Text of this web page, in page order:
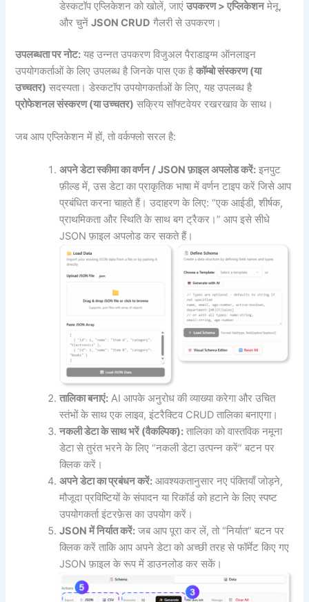
डेस्कटॉप एप्लिकेशन को खोलें, जाएंउपकरण > एप्लिकेशनमेनू,
और चुनेंJSON CRUD गैलरी से उपकरण।
उपलब्धता पर नोट: यह उन्नत उपकरण विजुअल पैराडाइग्म ऑनलाइन
उपयोगकर्ताओं के लिए उपलब्ध है जिनके पास एक हैकॉम्बो संस्करण (या
उच्चतर) सदस्यता। डेस्कटॉप उपयोगकर्ताओं के लिए, यह उपलब्ध है
प्रोफेशनल संस्करण (या उच्चतर) सक्रिय सॉफ्टवेयर रखरखाव के साथ।
जब आप एप्लिकेशन में हों, तो वर्कफ्लो सरल है:
अपने डेटा स्कीमा का वर्णन / JSON फ़ाइल अपलोड करें: इनपुट
फ़ील्ड में, उस डेटा का प्राकृतिक भाषा में वर्णन टाइप करें जिसे आप
प्रबंधित करना चाहते हैं। उदाहरण के लिए: “एक आईडी, शीर्षक,
प्राथमिकता और स्थिति के साथ बग ट्रैकर।” आप इसे सीधे
JSON फ़ाइल अपलोड कर सकते हैं।
तालिका बनाएं: AI आपके अनुरोध की व्याख्या करेगा और उचित
स्तंभों के साथ एक लाइव, इंटरैक्टिव CRUD तालिका बनाएगा।
नकली डेटा के साथ भरें (वैकल्पिक): तालिका को वास्तविक नमूना
डेटा से तुरंत भरने के लिए “नकली डेटा उत्पन्न करें” बटन पर
क्लिक करें।
अपने डेटा का प्रबंधन करें: आवश्यकतानुसार नए पंक्तियाँ जोड़ने,
मौजूदा प्रविष्टियों के संपादन या रिकॉर्ड को हटाने के लिए स्पष्ट
उपयोगकर्ता इंटरफ़ेस का उपयोग करें।
JSON में निर्यात करें: जब आप पूरा कर लें, तो “निर्यात” बटन पर
क्लिक करें ताकि आप अपने डेटा को अच्छी तरह से फॉर्मेट किए गए
JSON फ़ाइल के रूप में डाउनलोड कर सकें।